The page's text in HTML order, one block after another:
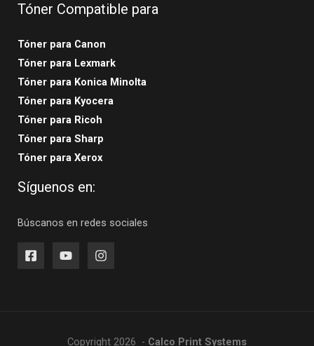
Tóner Compatible para
Tóner para Canon
Tóner para Lexmark
Tóner para Konica Minolta
Tóner para Kyocera
Tóner para Ricoh
Tóner para Sharp
Tóner para Xerox
Síguenos en:
Búscanos en redes sociales
Copyright 2026 - Calco Print Systems